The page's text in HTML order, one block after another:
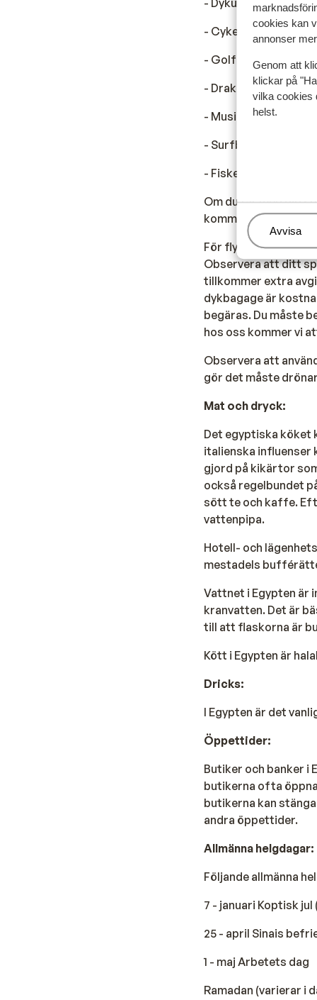
cookies kan
annonser
Genom att
klickar på
vilka cookies
helst.
Hantera
Avvisa
- Dykutrustning
- Cykel
- Golfutrustning
- Drake, vågbräda
- Musikinstrument
- Surfbräda
- Fiskeutrustning
Om du tar med dig
kommer då att
För flygningar med
Observera att ditt
tillkommer extra
dykbagage är
begäras. Du måste
hos oss kommer vi
Observera att
gör det måste
Mat och dryck:
Det egyptiska köket
italienska influenser
gjord på kikärtor
också regelbundet
sött te och kaffe.
vattenpipa.
Hotell- och
mestadels
Vattnet i Egypten är
kranvatten. Det är
till att flaskorna är
Kött i Egypten är
Dricks:
I Egypten är det
Öppettider:
Butiker och banker i
butikerna ofta
butikerna kan
andra öppettider.
Allmänna helgdagar:
Följande allmänna
7 - januari Koptisk
25 - april Sinais
1 - maj Arbetets dag
Ramadan (varierar i